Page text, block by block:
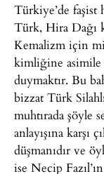
Türkiye’de faşist
Türk, Hira Dağı
Kemalizm için
kimliğine
duymaktır. Bu
bizzat Türk
muhtırada şöyle
anlayışına
düşmanıdır ve
ise Necip